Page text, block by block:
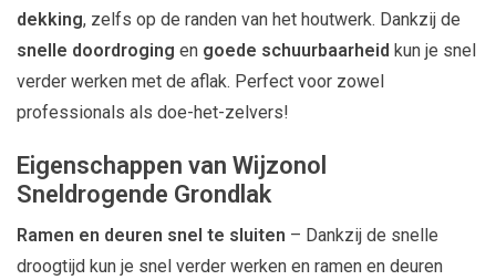
dekking, zelfs op de randen van het houtwerk. Dankzij de
snelle doordroging en goede schuurbaarheid kun je snel
verder werken met de aflak. Perfect voor zowel
professionals als doe-het-zelvers!
Eigenschappen van Wijzonol
Sneldrogende Grondlak
Ramen en deuren snel te sluiten – Dankzij de snelle
droogtijd kun je snel verder werken en ramen en deuren